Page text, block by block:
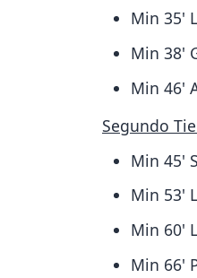
Min 35'
Min 38'
Min 46'
Segundo
Min 45'
Min 53'
Min 60'
Min 66'